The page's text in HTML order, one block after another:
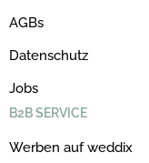
AGBs
Datenschutz
Jobs
B2B SERVICE
Werben auf weddix